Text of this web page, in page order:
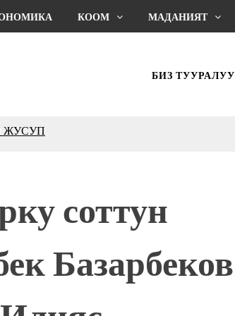
КООМ МАДАНИЯТ
БИЗ ТУУРАЛУУ
шоу
алпы чыгыш
керек!”
Мураталиева
журналынын
соттун
Базарбеков